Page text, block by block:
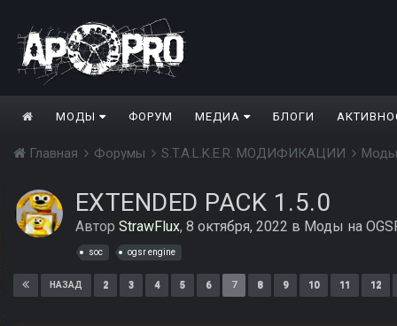
МОДЫ ФОРУМ МЕДИА БЛОГИ
Главная Форумы S.T.A.L.K.E.R. МОДИФИКАЦИИ
EXTENDED PACK 1.5.0
Автор StrawFlux, 8 октября, 2022 в Моды на
soc ogsr engine
НАЗАД 2 3 4 5 6 7 8 9 10 11 12